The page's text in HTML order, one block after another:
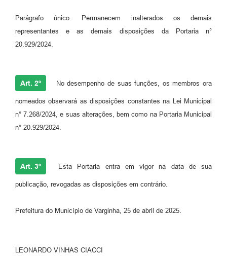
Parágrafo único. Permanecem inalterados os demais
representantes e as demais disposições da Portaria n°
20.929/2024.
Art. 2º No desempenho de suas funções, os membros ora
nomeados observará as disposições constantes na Lei Municipal
n° 7.268/2024, e suas alterações, bem como na Portaria Municipal
n° 20.929/2024.
Art. 3º Esta Portaria entra em vigor na data de sua
publicação, revogadas as disposições em contrário.
Prefeitura do Município de Varginha, 25 de abril de 2025.
LEONARDO VINHAS CIACCI